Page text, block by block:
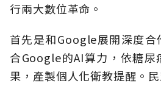
行兩大數位革命。
首先是和Google展開深度
合Google的AI算力，依糖尿
果，產製個人化衛教提醒。